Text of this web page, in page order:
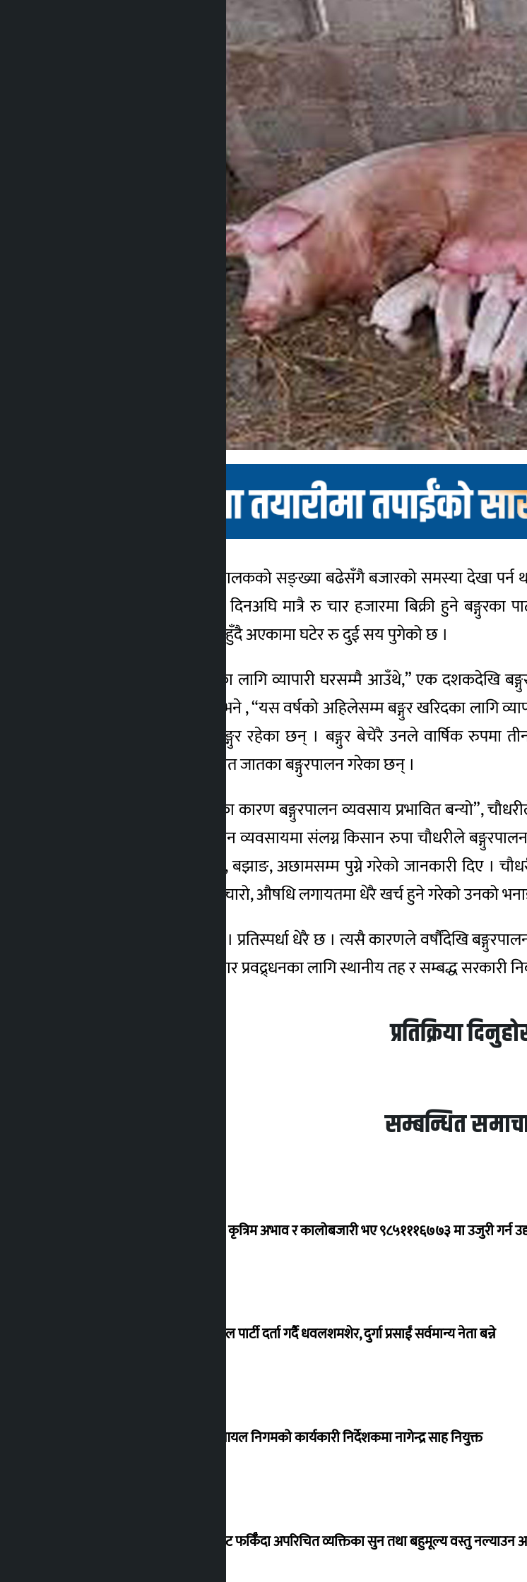
कञ्चनपुर । कञ्चनपुरमा बङ्गुरपालकको सङ्ख्या बढेसँगै बजारको समस्या देखा पर्न
बिक्री गर्न बाध्य छन् । केही दिनअघि मात्रै रु चार हजारमा बिक्री हुने
प्रतिकिलोका हिसाबले बिक्री हुँदै अएकामा घटेर रु दुई सय पुगेको छ ।
“पहिले बङ्गुर र पाठा खरिदका लागि व्यापारी घरसम्मै आउँथे,” एक दशकदेखि
किसान तेजबहादुर चौधरीले भने , “यस वर्षको अहिलेसम्म बङ्गुर खरिदका लागि
पाठा र माउ गरी ५० बढी बङ्गुर रहेका छन् । बङ्गुर बेचेरै उनले वार्षिक
पाख्रिवास, लेन्ड्रेसलगायत उन्नत जातका बङ्गुरपालन गरेका छन् ।
“दुई वर्ष कोरोना सङ्क्रमणका कारण बङ्गुरपालन व्यवसाय प्रभावित बन्यो”,
आशावादी थियौँ ।” बङ्गुरपालन व्यवसायमा संलग्न किसान रुपा चौधरीले
यहाँ पालिएका बङ्गुर कैलाली, बझाङ, अछामसम्म पुग्ने गरेको जानकारी दिए ।
हम्मे छ ।” बङ्गुरलाई खुवाउने चारो, औषधि लगायतमा धेरै खर्च हुने गरेको उनको
बजारमा बङ्गुरको माग थोरै छ । प्रतिस्पर्धा धेरै छ । त्यसै कारणले वर्षौंदेखि
चौधरीले बताए । बङ्गुरको बजार प्रवद्र्धनका लागि स्थानीय तह र सम्बद्ध
प्रतिक्रिया
सम्बन्धित
ग्यासको कृत्रिम अभाव र कालोबजारी भए ९८५१११६७७३ मा उजुरी गर्न
जय नेपाल पार्टी दर्ता गर्दै धवलशमशेर, दुर्गा प्रसाईं सर्वमान्य नेता बन्ने
नेपाल आयल निगमको कार्यकारी निर्देशकमा नागेन्द्र साह नियुक्त
विदेशबाट फर्किँदा अपरिचित व्यक्तिका सुन तथा बहुमूल्य वस्तु नल्याउन